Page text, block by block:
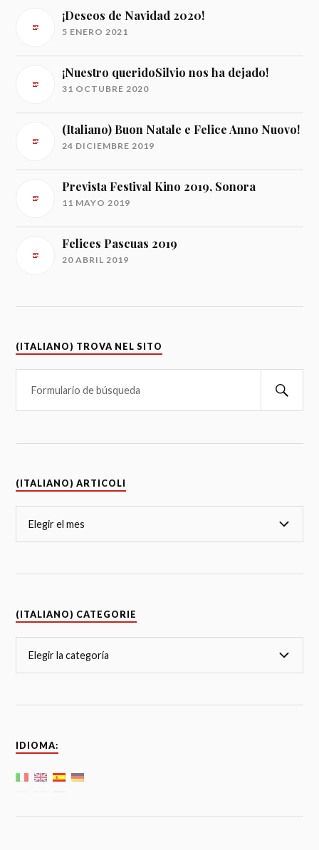
¡Deseos de Navidad 2020!
5 ENERO 2021
¡Nuestro queridoSilvio nos ha dejado!
31 OCTUBRE 2020
(Italiano) Buon Natale e Felice Anno Nuovo!
24 DICIEMBRE 2019
Prevista Festival Kino 2019, Sonora
11 MAYO 2019
Felices Pascuas 2019
20 ABRIL 2019
(ITALIANO) TROVA NEL SITO
(ITALIANO) ARTICOLI
(ITALIANO) CATEGORIE
IDIOMA: